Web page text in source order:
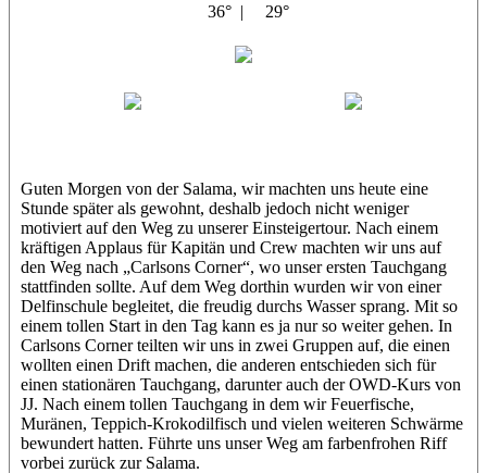
36° | 29°
Guten Morgen von der Salama, wir machten uns heute eine
Stunde später als gewohnt, deshalb jedoch nicht weniger
motiviert auf den Weg zu unserer Einsteigertour. Nach einem
kräftigen Applaus für Kapitän und Crew machten wir uns auf
den Weg nach „Carlsons Corner“, wo unser ersten Tauchgang
stattfinden sollte. Auf dem Weg dorthin wurden wir von einer
Delfinschule begleitet, die freudig durchs Wasser sprang. Mit so
einem tollen Start in den Tag kann es ja nur so weiter gehen. In
Carlsons Corner teilten wir uns in zwei Gruppen auf, die einen
wollten einen Drift machen, die anderen entschieden sich für
einen stationären Tauchgang, darunter auch der OWD-Kurs von
JJ. Nach einem tollen Tauchgang in dem wir Feuerfische,
Muränen, Teppich-Krokodilfisch und vielen weiteren Schwärme
bewundert hatten. Führte uns unser Weg am farbenfrohen Riff
vorbei zurück zur Salama.